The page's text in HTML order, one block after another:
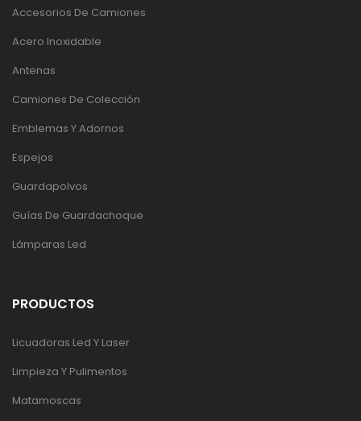
Accesorios De Camiones
Acero Inoxidable
Antenas
Camiones De Colección
Emblemas Y Adornos
Espejos
Guardapolvos
Guías De Guardachoque
Lámparas Led
PRODUCTOS
Licuadoras Led Y Laser
Limpieza Y Pulimentos
Matamoscas